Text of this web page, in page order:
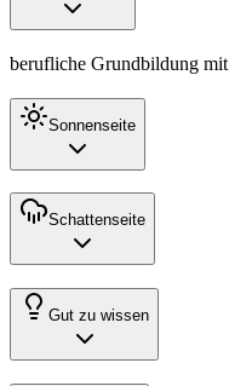
berufliche Grundbildung mit
Sonnenseite
Schattenseite
Gut zu wissen